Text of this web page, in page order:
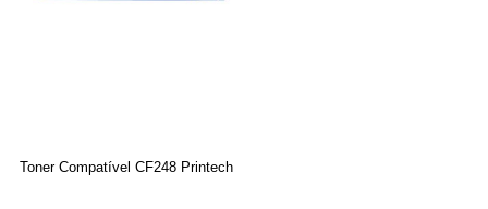
Toner Compatível CF248 Printech